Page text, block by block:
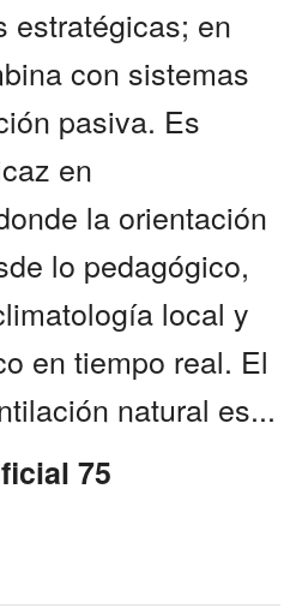
estratégicas; en
con sistemas
pasiva. Es
en
la orientación
lo pedagógico,
local y
en tiempo real. El
natural es...
75